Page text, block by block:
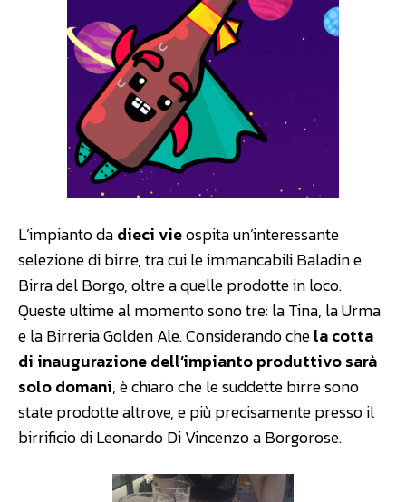
L’impianto dadieci vieospita un’interessante
selezione di birre, tra cui le immancabili Baladin e
Birra del Borgo, oltre a quelle prodotte in loco.
Queste ultime al momento sono tre: la Tina, la Urma
e la Birreria Golden Ale. Considerando chela cotta
di inaugurazione dell’impianto produttivo sarà
solo domani, è chiaro che le suddette birre sono
state prodotte altrove, e più precisamente presso il
birrificio di Leonardo Di Vincenzo a Borgorose.